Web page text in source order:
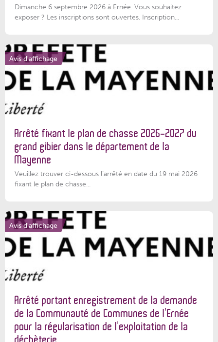
Dimanche 6 septembre 2026 à Ernée. Vous souhaitez
exposer ? Les inscriptions sont ouvertes. Inscription...
Avis d'affichage
Arrêté fixant le plan de chasse 2026-2027 du
grand gibier dans le département de la
Mayenne
Veuillez trouver ci-dessous l’arrêté en date du 19 mai 2026
fixant le plan de chasse...
Avis d'affichage
Arrêté portant enregistrement de la demande
de la Communauté de Communes de l’Ernée
pour la régularisation de l’exploitation de la